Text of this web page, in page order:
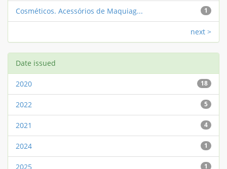
1
Cosméticos. Acessórios de Maquiag...
next >
Date issued
18
2020
5
2022
4
2021
1
2024
1
2025